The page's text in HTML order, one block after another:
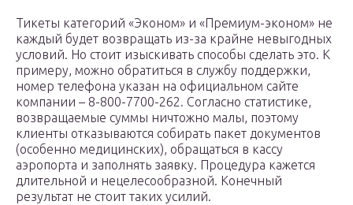
Тикеты категорий «Эконом» и «Премиум-эконом» не
каждый будет возвращать из-за крайне невыгодных
условий. Но стоит изыскивать способы сделать это. К
примеру, можно обратиться в службу поддержки,
номер телефона указан на официальном сайте
компании – 8-800-7700-262. Согласно статистике,
возвращаемые суммы ничтожно малы, поэтому
клиенты отказываются собирать пакет документов
(особенно медицинских), обращаться в кассу
аэропорта и заполнять заявку. Процедура кажется
длительной и нецелесообразной. Конечный
результат не стоит таких усилий.